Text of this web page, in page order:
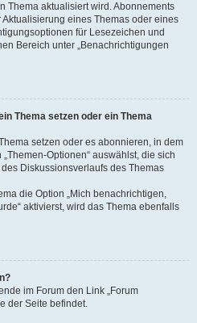
Thema aktualisiert wird. Abonnements
eines Themas oder eines
für Lesezeichen und
Bereich unter „Benachrichtigungen
Thema setzen oder ein Thema
setzen oder es abonnieren, in dem
Optionen“ auswählst, die sich
Diskussionsverlaufs des Themas
die Option „Mich benachrichtigen,
aktivierst, wird das Thema ebenfalls
im Forum den Link „Forum
der Seite befindet.